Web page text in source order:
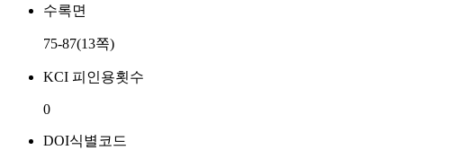
수록면
75-87(13쪽)
KCI 피인용횟수
0
DOI식별코드